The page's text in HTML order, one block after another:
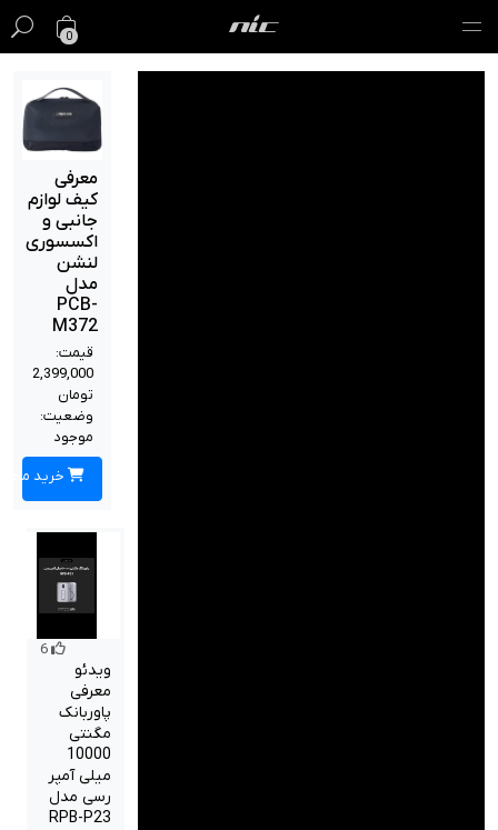
معرفی
کیف لوازم
جانبی و
اکسسوری
لنشن
مدل
PCB-
M372
قیمت:
2,399,000
تومان
وضعیت:
موجود
خرید محصول
6
ویدئو
معرفی
پاوربانک
مگنتی
10000
میلی آمپر
رسی مدل
RPB-P23